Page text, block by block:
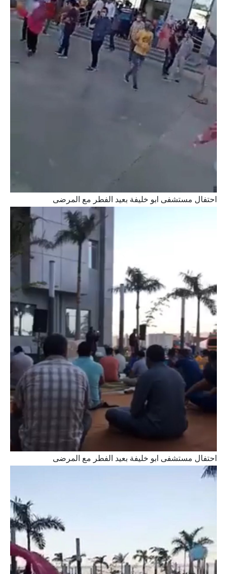
احتفال مستشفى ابو خليفة بعيد الفطر مع المرضى
احتفال مستشفى ابو خليفة بعيد الفطر مع المرضى